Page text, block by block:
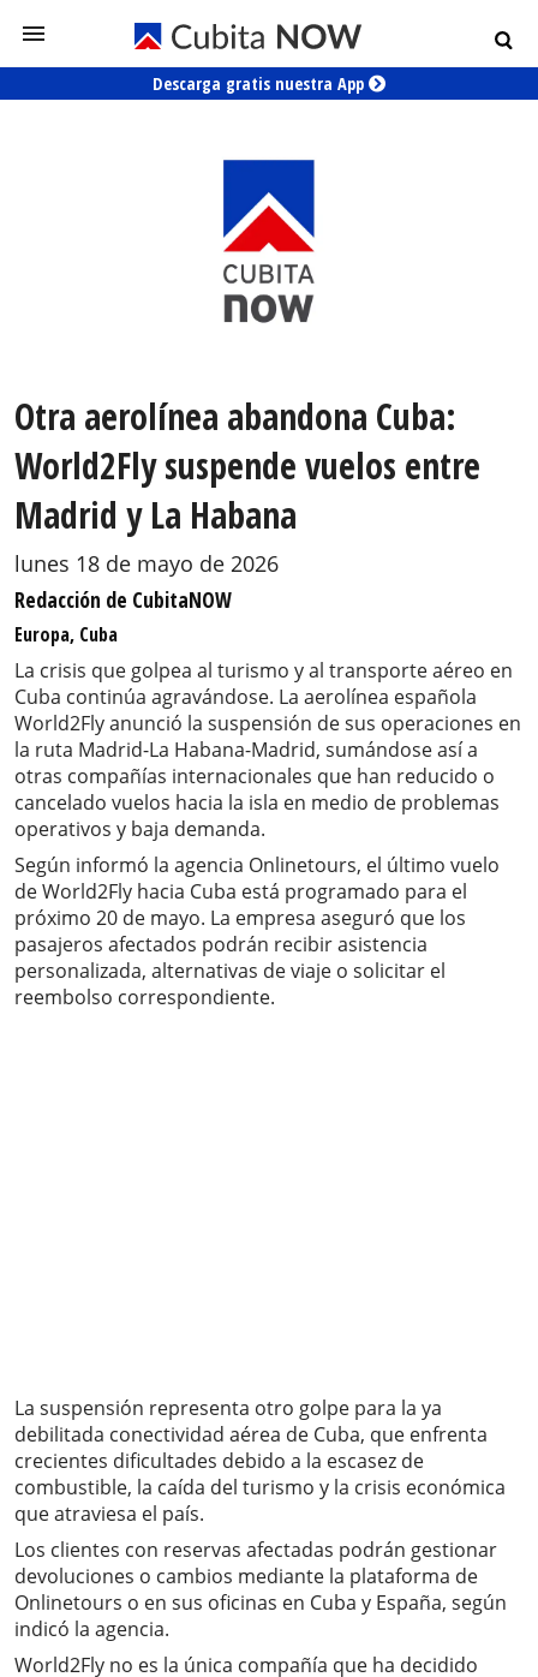
Descarga gratis nuestra App
Otra aerolínea abandona Cuba:
World2Fly suspende vuelos entre
Madrid y La Habana
lunes 18 de mayo de 2026
Redacción de CubitaNOW
Europa, Cuba
La crisis que golpea al turismo y al transporte aéreo en
Cuba continúa agravándose. La aerolínea española
World2Fly anunció la suspensión de sus operaciones en
la ruta Madrid-La Habana-Madrid, sumándose así a
otras compañías internacionales que han reducido o
cancelado vuelos hacia la isla en medio de problemas
operativos y baja demanda.
Según informó la agencia Onlinetours, el último vuelo
de World2Fly hacia Cuba está programado para el
próximo 20 de mayo. La empresa aseguró que los
pasajeros afectados podrán recibir asistencia
personalizada, alternativas de viaje o solicitar el
reembolso correspondiente.
La suspensión representa otro golpe para la ya
debilitada conectividad aérea de Cuba, que enfrenta
crecientes dificultades debido a la escasez de
combustible, la caída del turismo y la crisis económica
que atraviesa el país.
Los clientes con reservas afectadas podrán gestionar
devoluciones o cambios mediante la plataforma de
Onlinetours o en sus oficinas en Cuba y España, según
indicó la agencia.
World2Fly no es la única compañía que ha decidido